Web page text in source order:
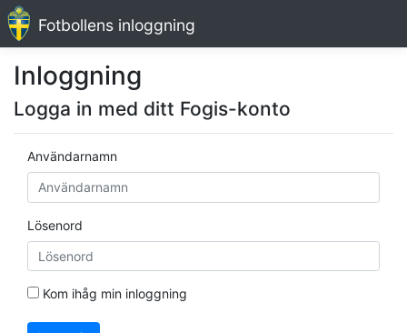
Fotbollens inloggning
Inloggning
Logga in med ditt Fogis-konto
Användarnamn
Lösenord
Kom ihåg min inloggning